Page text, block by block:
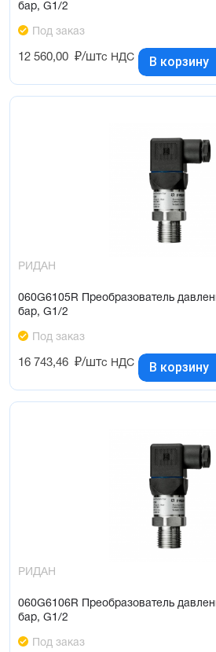
бар, G1/2
Под заказ
12 560,00 ₽/штс НДС В корзину
РИДАН
060G6105R Преобразователь
бар, G1/2
Под заказ
16 743,46 ₽/штс НДС В корзину
РИДАН
060G6106R Преобразователь
бар, G1/2
Под заказ